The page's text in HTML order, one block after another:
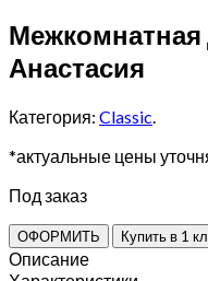
Межкомнатная
Анастасия
Категория: Classic.
*актуальные цены
Под заказ
ОФОРМИТЬ Купить в 1
Описание